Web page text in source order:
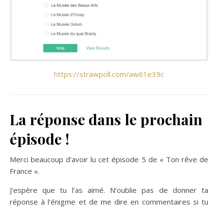
https://strawpoll.com/aw61e39c
La réponse dans le prochain
épisode !
Merci beaucoup d’avoir lu cet épisode 5 de « Ton rêve de
France ».
J’espère que tu l’as aimé. N’oublie pas de donner ta
réponse à l’énigme et de me dire en commentaires si tu